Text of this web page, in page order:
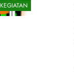
KEGIATAN